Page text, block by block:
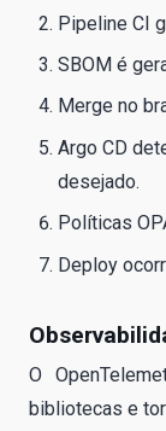
Pipeline CI
SBOM é
Merge no
Argo CD
desejado.
Políticas
Deploy
O
bibliotecas e